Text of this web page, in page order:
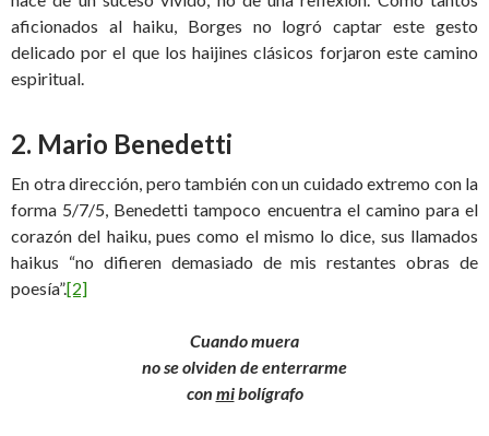
aficionados al haiku, Borges no logró captar este gesto
delicado por el que los haijines clásicos forjaron este camino
espiritual.
2. Mario Benedetti
En otra dirección, pero también con un cuidado extremo con la
forma 5/7/5, Benedetti tampoco encuentra el camino para el
corazón del haiku, pues como el mismo lo dice, sus llamados
haikus “no difieren demasiado de mis restantes obras de
poesía”.[2]
Cuando muera
no se olviden de enterrarme
con mibolígrafo